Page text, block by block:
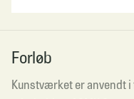
Forløb
Kunstværket er anvendt